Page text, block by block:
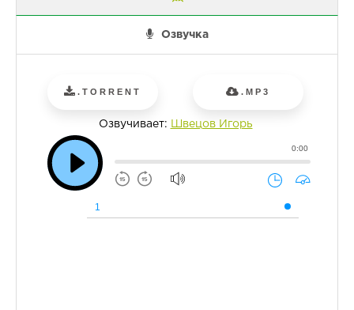
Озвучка
.TORRENT .MP3
Озвучивает: Швецов Игорь
0:00
1